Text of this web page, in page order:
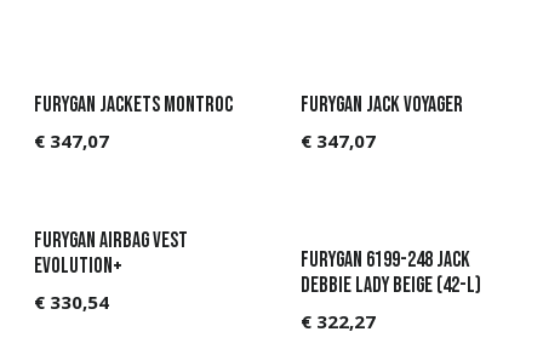
Furygan JACKETS MONTROC
€ 347,07
Furygan Jack Voyager
€ 347,07
Furygan Airbag vest
Evolution+
€ 330,54
Furygan 6199-248 Jack
Debbie Lady Beige (42-L)
€ 322,27